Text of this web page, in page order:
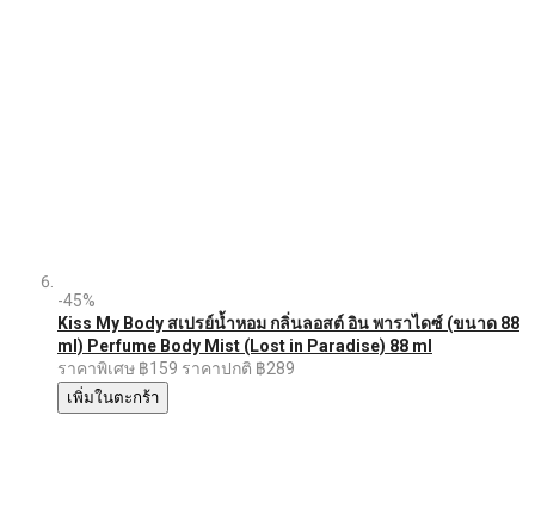
-45%
Kiss My Body สเปรย์น้ำหอม กลิ่นลอสต์ อิน พาราไดซ์ (ขนาด 88
ml) Perfume Body Mist (Lost in Paradise) 88 ml
ราคาพิเศษ ฿159 ราคาปกติ ฿289
เพิ่มในตะกร้า